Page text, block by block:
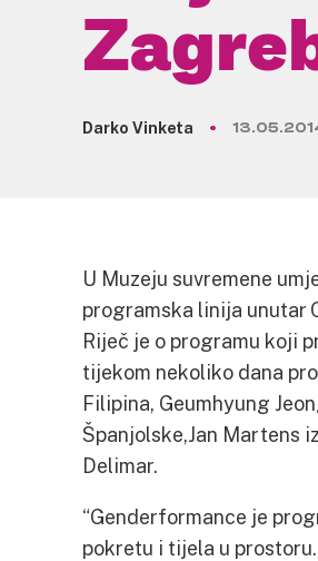
Darko Vinketa
U Muzeju suvremene
programska linija unutar
Riječ je o programu koji
tijekom nekoliko dana
Filipina, Geumhyung
Španjolske,Jan Martens
Delimar.
“Genderformance je
pokretu i tijela u